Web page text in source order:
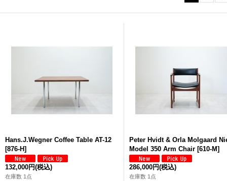
Hans.J.Wegner Coffee Table AT-12
[876-H]
132,000円(税込)
在庫数 1点
Peter Hvidt & Orla Molgaard
Model 350 Arm Chair [610-M]
286,000円(税込)
在庫数 1点